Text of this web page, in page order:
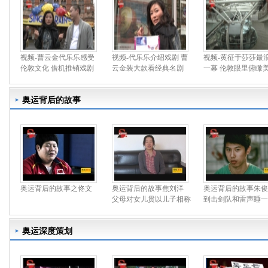
视频-曹云金代乐乐感受
伦敦文化 借机推销戏剧
视频-代乐乐介绍戏剧 曹
云金装大款看经典名剧
视频-黄征于莎莎最
一幕 伦敦眼里俯瞰
奥运背后的故事
奥运背后的故事之佟文
奥运背后的故事焦刘洋
父母对女儿贯以儿子相称
奥运背后的故事朱
到击剑队和雷声睡
奥运深度策划